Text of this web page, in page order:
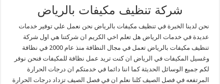
شركة تنظيف مكيفات بالرياض
نحن لدينا الخبرة في تنظيف مكيفات بالرياض نحن نعمل علي توفير خدمات
عديدة في خدمات الرياض هل تعلم اخي الكريم ان شركتنا هي اول شركة
تنظيف مكيفات بالرياض تعمل في مجال النظافة منذ عام 2000 في نظافة
وغسيل المكيفات في الرياض ان كنت تريد عمل نظافة للمكيفات فنحن نوفر
لكم جميع الوسائل الحديثة كما اننا دائما في خدمتكم ان درجات الحرارة
المرتفعه في فصل الصيف كلنا نعلم ان في فصل الصيف تزداد درجات الحرارة